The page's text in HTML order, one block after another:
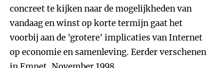
concreet te kijken naar de mogelijkheden van
vandaag en winst op korte termijn gaat het
voorbij aan de 'grotere' implicaties van Internet
op economie en samenleving. Eerder verschenen